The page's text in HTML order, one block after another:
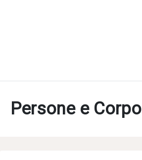
Persone e Corpo